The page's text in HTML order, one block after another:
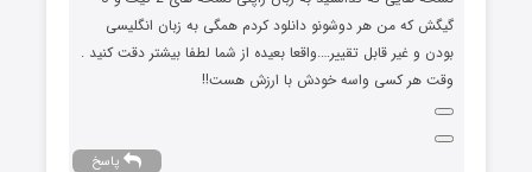
گیگش که من هر دوشونو دانلود کردم همگی به زبان انگلیسی
بودن و غیر قابل تقییر….واقعا بعیده از شما لطفا بیشتر دقت کنید .
وقت هر کسی واسه خودش با ارزش هست!!
پاسخ